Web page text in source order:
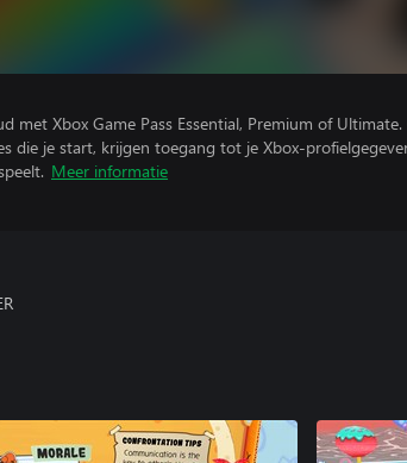
met Xbox Game Pass Essential, Premium of
die je start, krijgen toegang tot je Xbox-
Meer informatie